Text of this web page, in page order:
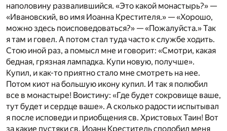
наполовину развалившийся. «Это какой монастырь?» —
«Ивановский, во имя Иоанна Крестителя.» — «Хорошо,
можно здесь поисповедоваться?» — «Пожалуйста.» Так
я там и говел. А потом стал туда часто к службе ходить.
Стою иной раз, а помысл мне и говорит: «Смотри, какая
бедная, грязная лампадка. Купи новую, получше».
Купил, и как-то приятно стало мне смотреть на нее.
Потом киот на большую икону купил. И так я полюбил
все в монастыре! Воистину: «Где будет сокровище ваше,
тут будет и сердце ваше». А сколько радости испытывал
я после исповеди и приобщения св. Христовых Таин! Вот
за какие пустяки св. Иоанн Креститель сподобил меня